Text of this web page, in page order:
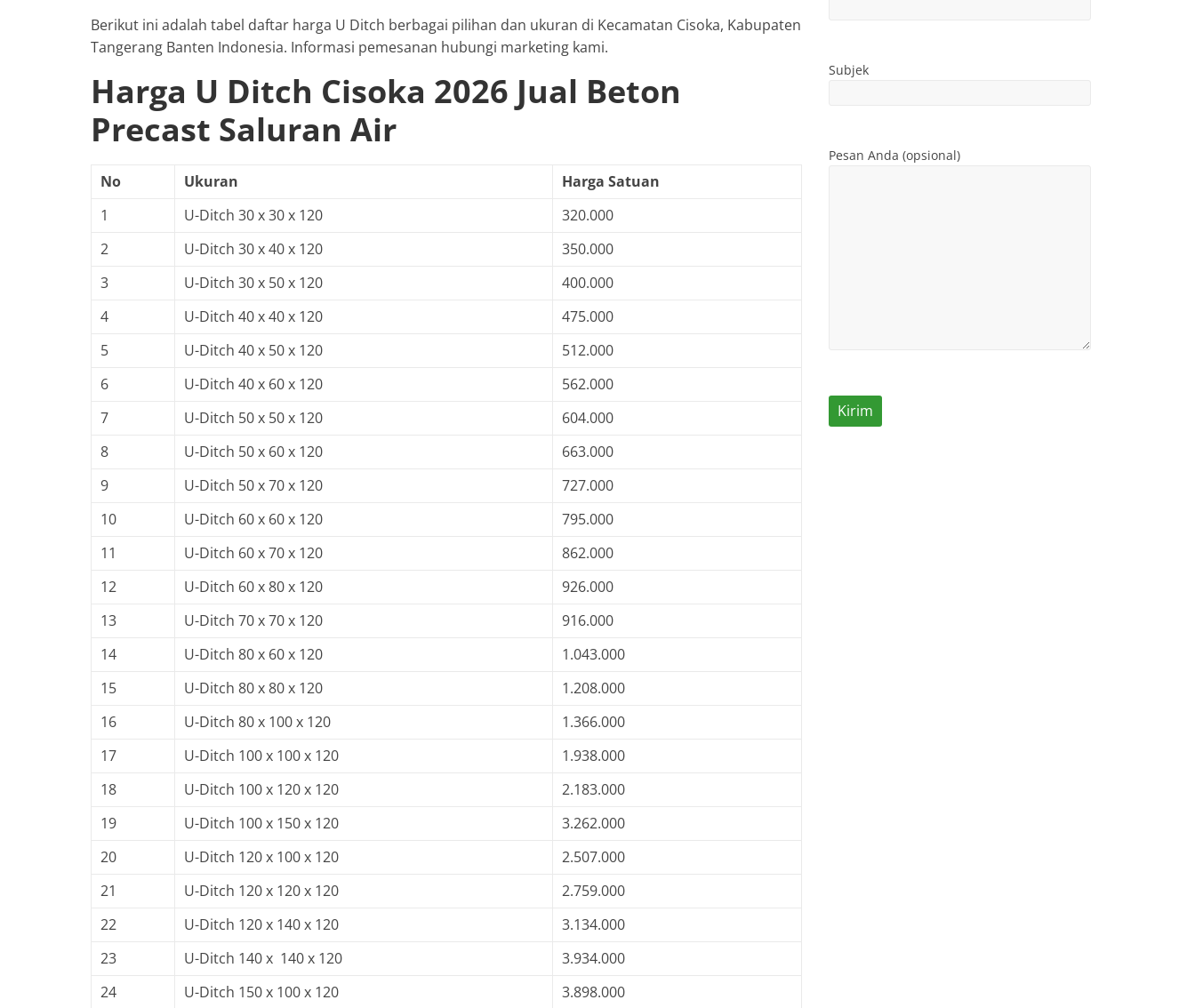
Berikut ini adalah tabel daftar harga U Ditch berbagai pilihan dan ukuran di Kecamatan Cisoka, Kabupaten
Tangerang Banten Indonesia. Informasi pemesanan hubungi marketing kami.
Harga U Ditch Cisoka 2026 Jual Beton
Precast Saluran Air
No Ukuran
Harga Satuan
1
U-Ditch 30 x 30 x 120
320.000
2
U-Ditch 30 x 40 x 120
350.000
3
U-Ditch 30 x 50 x 120
400.000
4
U-Ditch 40 x 40 x 120
475.000
5
U-Ditch 40 x 50 x 120
512.000
6
U-Ditch 40 x 60 x 120
562.000
7
U-Ditch 50 x 50 x 120
604.000
8
U-Ditch 50 x 60 x 120
663.000
9
U-Ditch 50 x 70 x 120
727.000
10
U-Ditch 60 x 60 x 120
795.000
11
U-Ditch 60 x 70 x 120
862.000
12
U-Ditch 60 x 80 x 120
926.000
13
U-Ditch 70 x 70 x 120
916.000
14
U-Ditch 80 x 60 x 120
1.043.000
15
U-Ditch 80 x 80 x 120
1.208.000
16
U-Ditch 80 x 100 x 120
1.366.000
17
U-Ditch 100 x 100 x 120
1.938.000
18
U-Ditch 100 x 120 x 120
2.183.000
19
U-Ditch 100 x 150 x 120
3.262.000
20
U-Ditch 120 x 100 x 120
2.507.000
21
U-Ditch 120 x 120 x 120
2.759.000
22
U-Ditch 120 x 140 x 120
3.134.000
23
U-Ditch 140 x 140 x 120
3.934.000
24
U-Ditch 150 x 100 x 120
3.898.000
Subjek
Pesan Anda (opsional)